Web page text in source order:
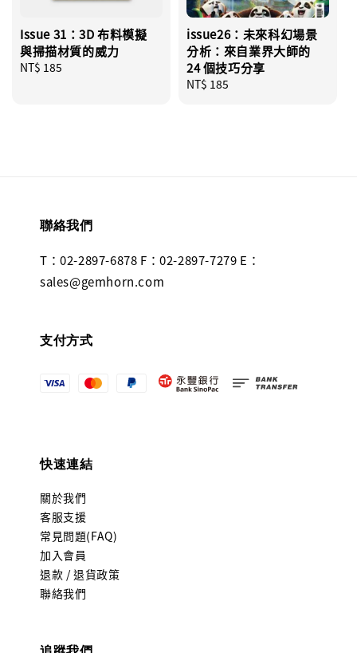
Issue 31：3D 布料模擬
與掃描材質的威力
Regular
NT$ 185
issue26：未來科幻場景
分析：來自業界大師的
24 個技巧分享
Regular
NT$ 185
聯絡我們
T：02-2897-6878 F：02-2897-7279 E：
sales@gemhorn.com
支付方式
快速連結
關於我們
客服支援
常見問題(FAQ)
加入會員
退款 / 退貨政策
聯絡我們